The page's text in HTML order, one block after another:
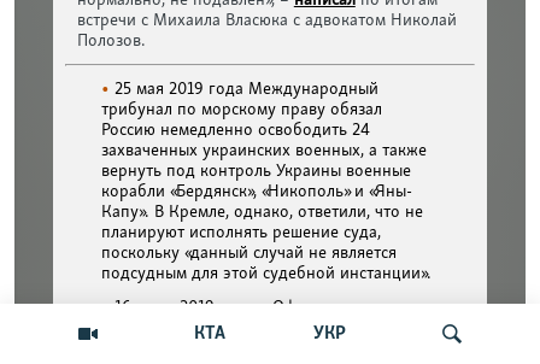
КТА УКР